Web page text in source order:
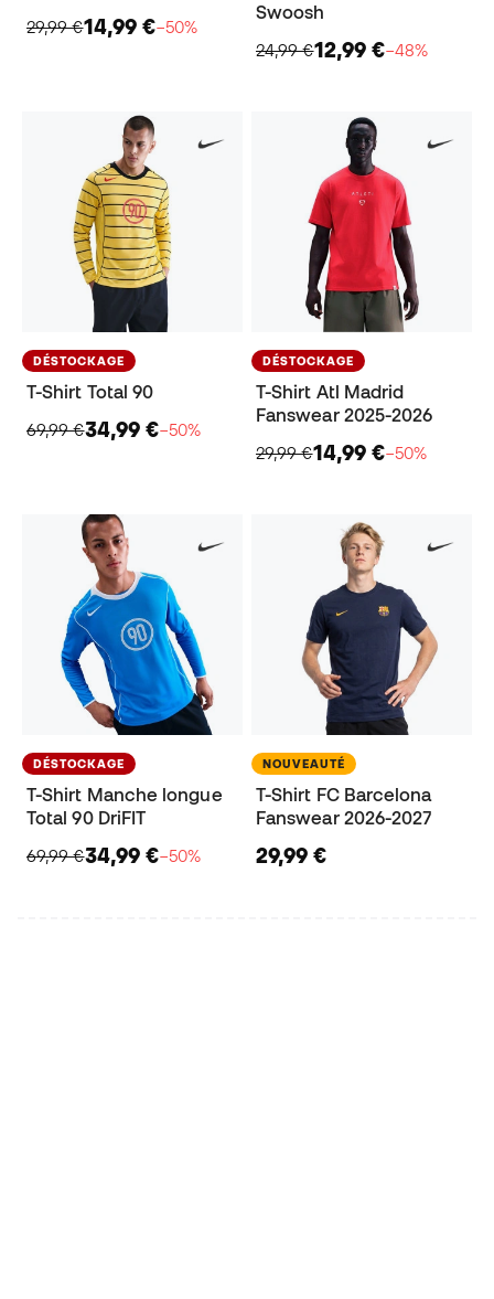
29,99 €14,99 €−50%
Swoosh
24,99 €12,99 €−48%
DÉSTOCKAGE
T-Shirt Total 90
69,99 €34,99 €−50%
DÉSTOCKAGE
T-Shirt Atl Madrid
Fanswear 2025-2026
29,99 €14,99 €−50%
DÉSTOCKAGE
T-Shirt Manche longue
Total 90 DriFIT
69,99 €34,99 €−50%
NOUVEAUTÉ
T-Shirt FC Barcelona
Fanswear 2026-2027
29,99 €